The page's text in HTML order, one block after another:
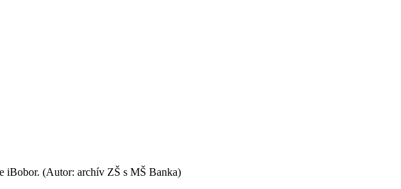
iBobor. (Autor: archív ZŠ s MŠ Banka)